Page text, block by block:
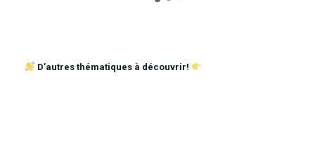
D’autres thématiques à découvrir!